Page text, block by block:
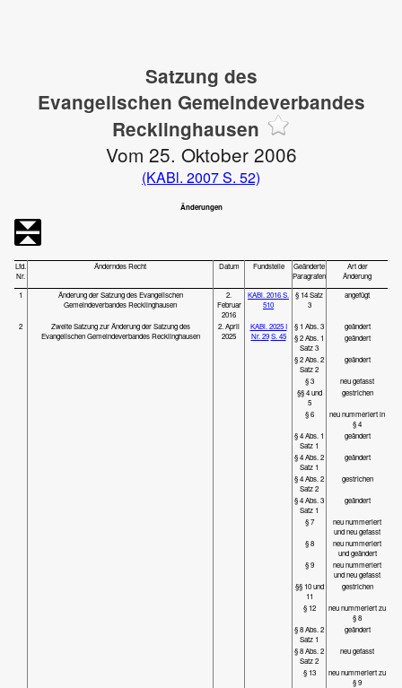
Satzung des
Evangelischen Gemeindeverbandes
Recklinghausen
Vom 25. Oktober 2006
(KABl. 2007 S. 52)
Änderungen
Lfd.
Nr.
Änderndes Recht Datum Fundstelle
Geänderte
Paragrafen
Art der
Änderung
1
Änderung der Satzung des Evangelischen
Gemeindeverbandes Recklinghausen
2.
Februar
2016
KABl. 2016 S.
510
§ 14 Satz
3
angefügt
2
Zweite Satzung zur Änderung der Satzung des
Evangelischen Gemeindeverbandes Recklinghausen
2. April
2025
KABl. 2025 I
Nr. 29 S. 45
§ 1 Abs. 3
geändert
§ 2 Abs. 1
Satz 3
geändert
§ 2 Abs. 2
Satz 2
geändert
§ 3
neu gefasst
§§ 4 und
5
gestrichen
§ 6
neu nummeriert in
§ 4
§ 4 Abs. 1
Satz 1
geändert
§ 4 Abs. 2
Satz 1
geändert
§ 4 Abs. 2
Satz 2
gestrichen
§ 4 Abs. 3
Satz 1
geändert
§ 7
neu nummeriert
und neu gefasst
§ 8
neu nummeriert
und geändert
§ 9
neu nummeriert
und neu gefasst
§§ 10 und
11
gestrichen
§ 12
neu nummeriert zu
§ 8
§ 8 Abs. 2
Satz 1
geändert
§ 8 Abs. 2
Satz 2
neu gefasst
§ 13
neu nummeriert zu
§ 9